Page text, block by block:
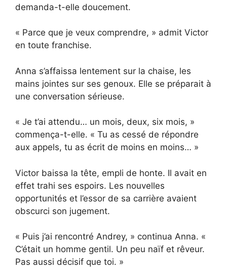
demanda-t-elle doucement.
« Parce que je veux comprendre, » admit Victor
en toute franchise.
Anna s’affaissa lentement sur la chaise, les
mains jointes sur ses genoux. Elle se préparait à
une conversation sérieuse.
« Je t’ai attendu… un mois, deux, six mois, »
commença-t-elle. « Tu as cessé de répondre
aux appels, tu as écrit de moins en moins… »
Victor baissa la tête, empli de honte. Il avait en
effet trahi ses espoirs. Les nouvelles
opportunités et l’essor de sa carrière avaient
obscurci son jugement.
« Puis j’ai rencontré Andrey, » continua Anna. «
C’était un homme gentil. Un peu naïf et rêveur.
Pas aussi décisif que toi. »